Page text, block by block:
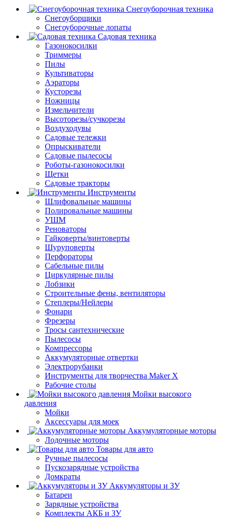
Снегоуборочная техника
Снегоуборщики
Снегоуборочные лопаты
Садовая техника
Газонокосилки
Триммеры
Пилы
Культиваторы
Аэраторы
Кусторезы
Ножницы
Измельчители
Высоторезы/сучкорезы
Воздуходувы
Садовые тележки
Опрыскиватели
Садовые пылесосы
Роботы-газонокосилки
Щетки
Садовые тракторы
Инструменты
Шлифовальные машины
Полировальные машины
УШМ
Реноваторы
Гайковерты/винтоверты
Шуруповерты
Перфораторы
Сабельные пилы
Циркулярные пилы
Лобзики
Строительные фены, вентиляторы
Степлеры/Нейлеры
Фонари
Фрезеры
Тросы сантехнические
Пылесосы
Компрессоры
Аккумуляторные отвертки
Электрорубанки
Инструменты для творчества Maker X
Рабочие столы
Мойки высокого
давления
Мойки
Аксессуары для моек
Аккумуляторные моторы
Лодочные моторы
Товары для авто
Ручные пылесосы
Пускозарядные устройства
Домкраты
Аккумуляторы и ЗУ
Батареи
Зарядные устройства
Комплекты АКБ и ЗУ